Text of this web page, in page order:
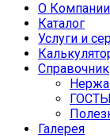
О Компании
Каталог
Услуги и
Справочник
Галерея